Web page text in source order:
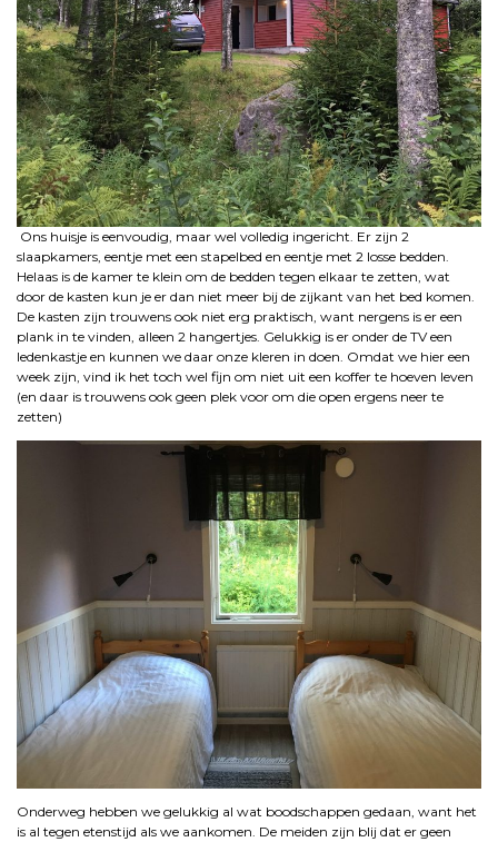
Ons huisje is eenvoudig, maar wel volledig ingericht. Er zijn 2
slaapkamers, eentje met een stapelbed en eentje met 2 losse bedden.
Helaas is de kamer te klein om de bedden tegen elkaar te zetten, wat
door de kasten kun je er dan niet meer bij de zijkant van het bed komen.
De kasten zijn trouwens ook niet erg praktisch, want nergens is er een
plank in te vinden, alleen 2 hangertjes. Gelukkig is er onder de TV een
ledenkastje en kunnen we daar onze kleren in doen. Omdat we hier een
week zijn, vind ik het toch wel fijn om niet uit een koffer te hoeven leven
(en daar is trouwens ook geen plek voor om die open ergens neer te
zetten)
Onderweg hebben we gelukkig al wat boodschappen gedaan, want het
is al tegen etenstijd als we aankomen. De meiden zijn blij dat er geen